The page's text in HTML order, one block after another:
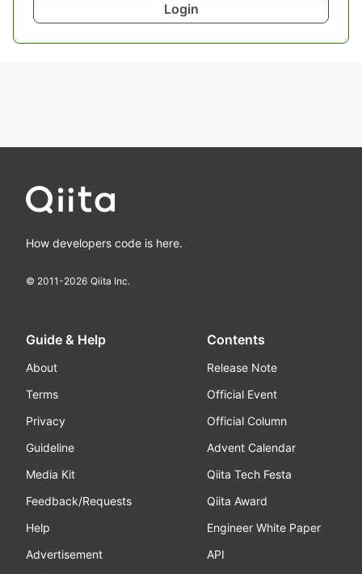
Login
How developers code is here.
© 2011-2026 Qiita Inc.
Guide & Help
About
Terms
Privacy
Guideline
Media Kit
Feedback/Requests
Help
Advertisement
Contents
Release Note
Official Event
Official Column
Advent Calendar
Qiita Tech Festa
Qiita Award
Engineer White Paper
API